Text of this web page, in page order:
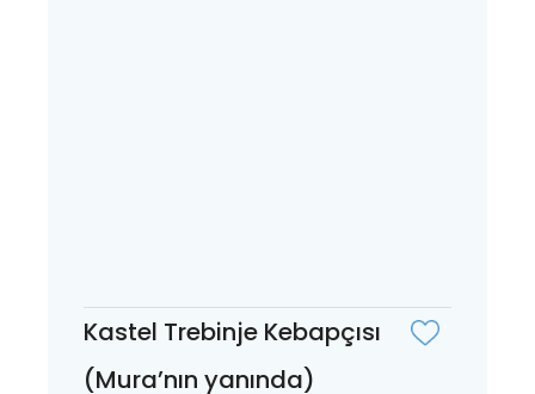
Kastel Trebinje Kebapçısı
(Mura’nın yanında)